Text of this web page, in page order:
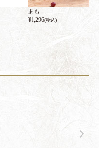
あも
¥1,296(税込)